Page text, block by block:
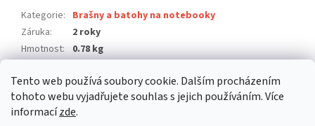
Tento web používá soubory cookie. Dalším procházením
tohoto webu vyjadřujete souhlas s jejich používáním. Více
informacízde.
Kategorie: Brašny a batohy na notebooky
Záruka:
2 roky
Hmotnost:
0.78 kg
Položka byla vyprodána…